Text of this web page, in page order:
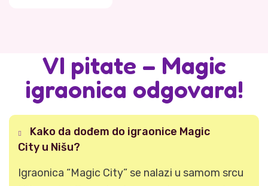
VI pitate – Magic
igraonica odgovara!
Kako da dođem do igraonice Magic
City u Nišu?
Igraonica “Magic City” se nalazi u samom srcu